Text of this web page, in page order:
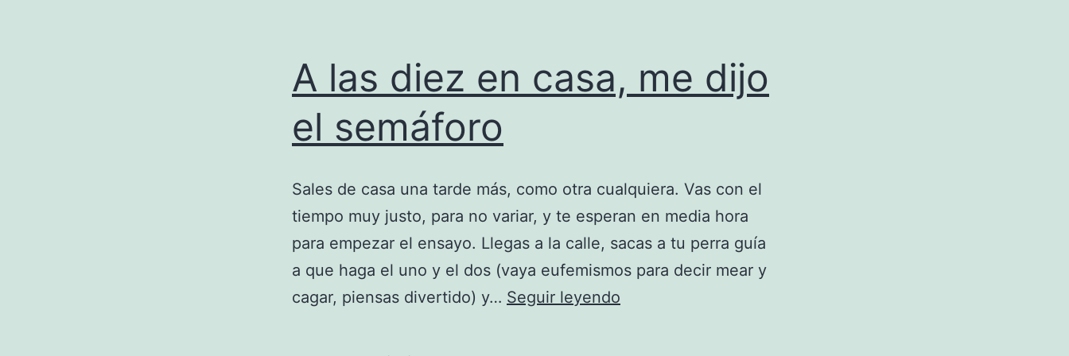
A las diez en casa, me dijo
el semáforo
Sales de casa una tarde más, como otra cualquiera. Vas con el
tiempo muy justo, para no variar, y te esperan en media hora
para empezar el ensayo. Llegas a la calle, sacas a tu perra guía
a que haga el uno y el dos (vaya eufemismos para decir mear y
cagar, piensas divertido) y… Seguir leyendo